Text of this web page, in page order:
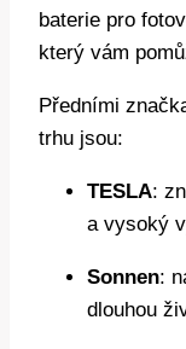
baterie pro
který vám
Předními
trhu jsou:
TESLA:
a vysoký
Sonnen:
dlouhou